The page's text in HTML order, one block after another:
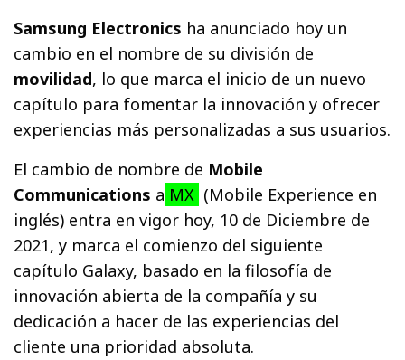
Samsung Electronics ha anunciado hoy un
cambio en el nombre de su división de
movilidad, lo que marca el inicio de un nuevo
capítulo para fomentar la innovación y ofrecer
experiencias más personalizadas a sus usuarios.
El cambio de nombre de Mobile
Communications a MX (Mobile Experience en
inglés) entra en vigor hoy, 10 de Diciembre de
2021, y marca el comienzo del siguiente
capítulo Galaxy, basado en la filosofía de
innovación abierta de la compañía y su
dedicación a hacer de las experiencias del
cliente una prioridad absoluta.